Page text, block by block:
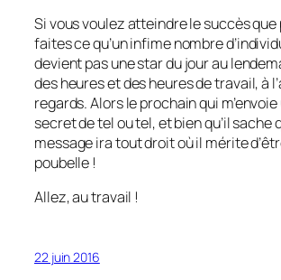
Si vous voulez atteindre le succès
faites ce qu’un infime nombre
devient pas une star du jour au
des heures et des heures de travail, à
regards. Alors le prochain qui
secret de tel ou tel, et bien qu’il sache
message ira tout droit où il mérite
poubelle !
Allez, au travail !
22 juin 2016